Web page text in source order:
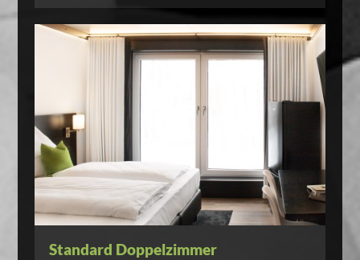
Standard Doppelzimmer